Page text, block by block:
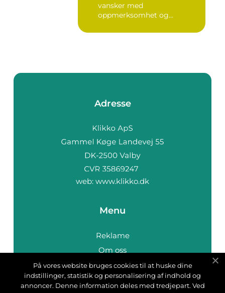
vansker med
oppmerksomhet og
Adresse
web: www.klikko.dk
Menu
Reklame
Om oss
Cookies
Kontakt Oss
På vores website bruges cookies til at huske dine
indstillinger, statistik og personalisering af indhold og
annoncer. Denne information deles med tredjepart. Ved